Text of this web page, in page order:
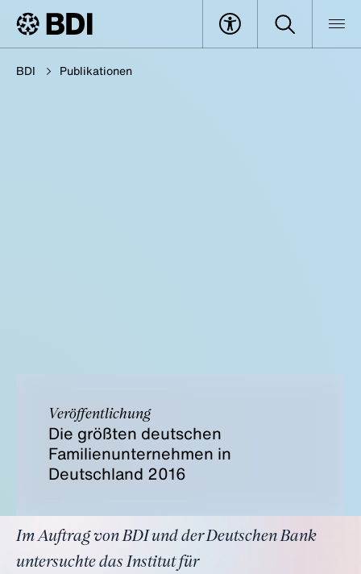
BDI Publikationen
Veröffentlichung
Die größten deutschen
Familienunternehmen in
Deutschland 2016
Im Auftrag von BDI und der Deutschen Bank
untersuchte das Institut für